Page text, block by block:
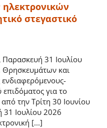
στεγαστικό
Παρασκευή 31 Ιουλίου
Θρησκευμάτων και
επιδόματος για το
την Τρίτη 30 Ιουνίου
Ιουλίου 2026
[...]